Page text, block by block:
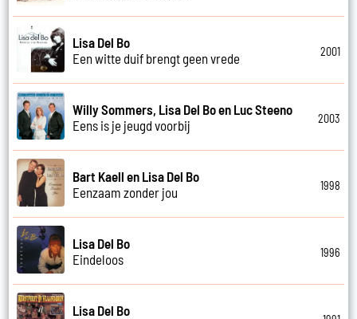
Lisa Del Bo
Een witte duif brengt geen vrede
2001
Willy Sommers, Lisa Del Bo en Luc Steeno
Eens is je jeugd voorbij
2003
Bart Kaell en Lisa Del Bo
Eenzaam zonder jou
1998
Lisa Del Bo
Eindeloos
1996
Lisa Del Bo